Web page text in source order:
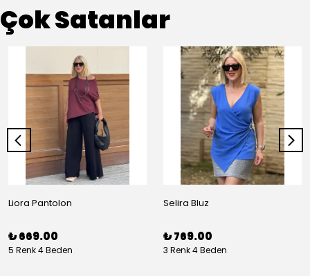
Çok Satanlar
Liora Pantolon
₺ 669.00
5 Renk 4 Beden
Selira Bluz
₺ 769.00
3 Renk 4 Beden